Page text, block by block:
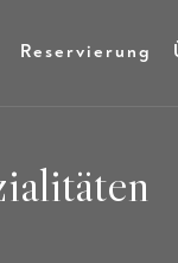
Reservierung